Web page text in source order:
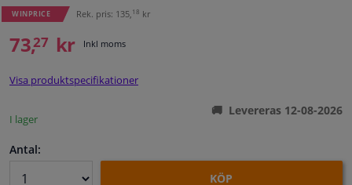
Sensorer & Elsystem
WINPRICE Rek. pris: 135, 18 kr
73,27 kr Inkl moms
Visa produktspecifikationer
I lager
Levereras 12-08-2026
Antal:
KÖP